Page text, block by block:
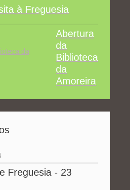
à Freguesia
Abertura
da
Biblioteca
da
Amoreira
Freguesia - 23